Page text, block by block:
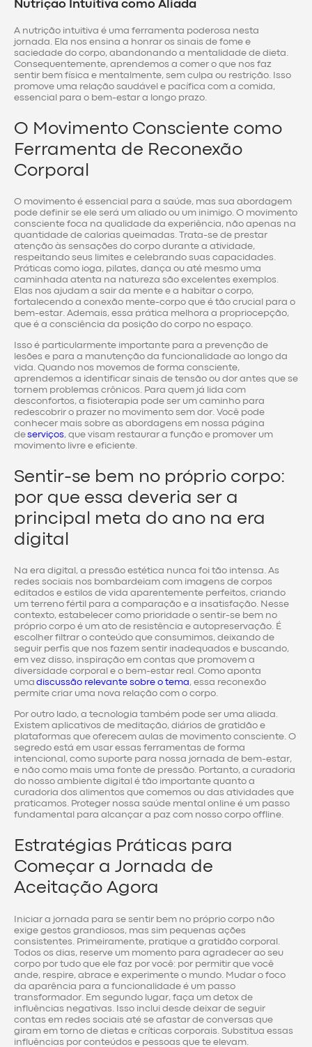
Nutrição Intuitiva como Aliada
A nutrição intuitiva é uma ferramenta poderosa nesta
jornada. Ela nos ensina a honrar os sinais de fome e
saciedade do corpo, abandonando a mentalidade de dieta.
Consequentemente, aprendemos a comer o que nos faz
sentir bem física e mentalmente, sem culpa ou restrição. Isso
promove uma relação saudável e pacífica com a comida,
essencial para o bem-estar a longo prazo.
O Movimento Consciente como
Ferramenta de Reconexão
Corporal
O movimento é essencial para a saúde, mas sua abordagem
pode definir se ele será um aliado ou um inimigo. O movimento
consciente foca na qualidade da experiência, não apenas na
quantidade de calorias queimadas. Trata-se de prestar
atenção às sensações do corpo durante a atividade,
respeitando seus limites e celebrando suas capacidades.
Práticas como ioga, pilates, dança ou até mesmo uma
caminhada atenta na natureza são excelentes exemplos.
Elas nos ajudam a sair da mente e a habitar o corpo,
fortalecendo a conexão mente-corpo que é tão crucial para o
bem-estar. Ademais, essa prática melhora a propriocepção,
que é a consciência da posição do corpo no espaço.
Isso é particularmente importante para a prevenção de
lesões e para a manutenção da funcionalidade ao longo da
vida. Quando nos movemos de forma consciente,
aprendemos a identificar sinais de tensão ou dor antes que se
tornem problemas crônicos. Para quem já lida com
desconfortos, a fisioterapia pode ser um caminho para
redescobrir o prazer no movimento sem dor. Você pode
conhecer mais sobre as abordagens em nossa página
deserviços, que visam restaurar a função e promover um
movimento livre e eficiente.
Sentir-se bem no próprio corpo:
por que essa deveria ser a
principal meta do ano na era
digital
Na era digital, a pressão estética nunca foi tão intensa. As
redes sociais nos bombardeiam com imagens de corpos
editados e estilos de vida aparentemente perfeitos, criando
um terreno fértil para a comparação e a insatisfação. Nesse
contexto, estabelecer como prioridade o sentir-se bem no
próprio corpo é um ato de resistência e autopreservação. É
escolher filtrar o conteúdo que consumimos, deixando de
seguir perfis que nos fazem sentir inadequados e buscando,
em vez disso, inspiração em contas que promovem a
diversidade corporal e o bem-estar real. Como aponta
uma discussão relevante sobre o tema, essa reconexão
permite criar uma nova relação com o corpo.
Por outro lado, a tecnologia também pode ser uma aliada.
Existem aplicativos de meditação, diários de gratidão e
plataformas que oferecem aulas de movimento consciente. O
segredo está em usar essas ferramentas de forma
intencional, como suporte para nossa jornada de bem-estar,
e não como mais uma fonte de pressão. Portanto, a curadoria
do nosso ambiente digital é tão importante quanto a
curadoria dos alimentos que comemos ou das atividades que
praticamos. Proteger nossa saúde mental online é um passo
fundamental para alcançar a paz com nosso corpo offline.
Estratégias Práticas para
Começar a Jornada de
Aceitação Agora
Iniciar a jornada para se sentir bem no próprio corpo não
exige gestos grandiosos, mas sim pequenas ações
consistentes. Primeiramente, pratique a gratidão corporal.
Todos os dias, reserve um momento para agradecer ao seu
corpo por tudo que ele faz por você: por permitir que você
ande, respire, abrace e experimente o mundo. Mudar o foco
da aparência para a funcionalidade é um passo
transformador. Em segundo lugar, faça um detox de
influências negativas. Isso inclui desde deixar de seguir
contas em redes sociais até se afastar de conversas que
giram em torno de dietas e críticas corporais. Substitua essas
influências por conteúdos e pessoas que te elevam.